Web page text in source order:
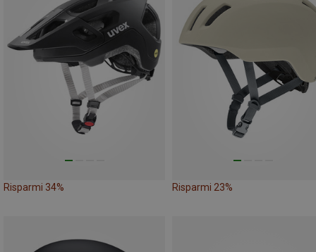
Risparmi 34% Risparmi 23%